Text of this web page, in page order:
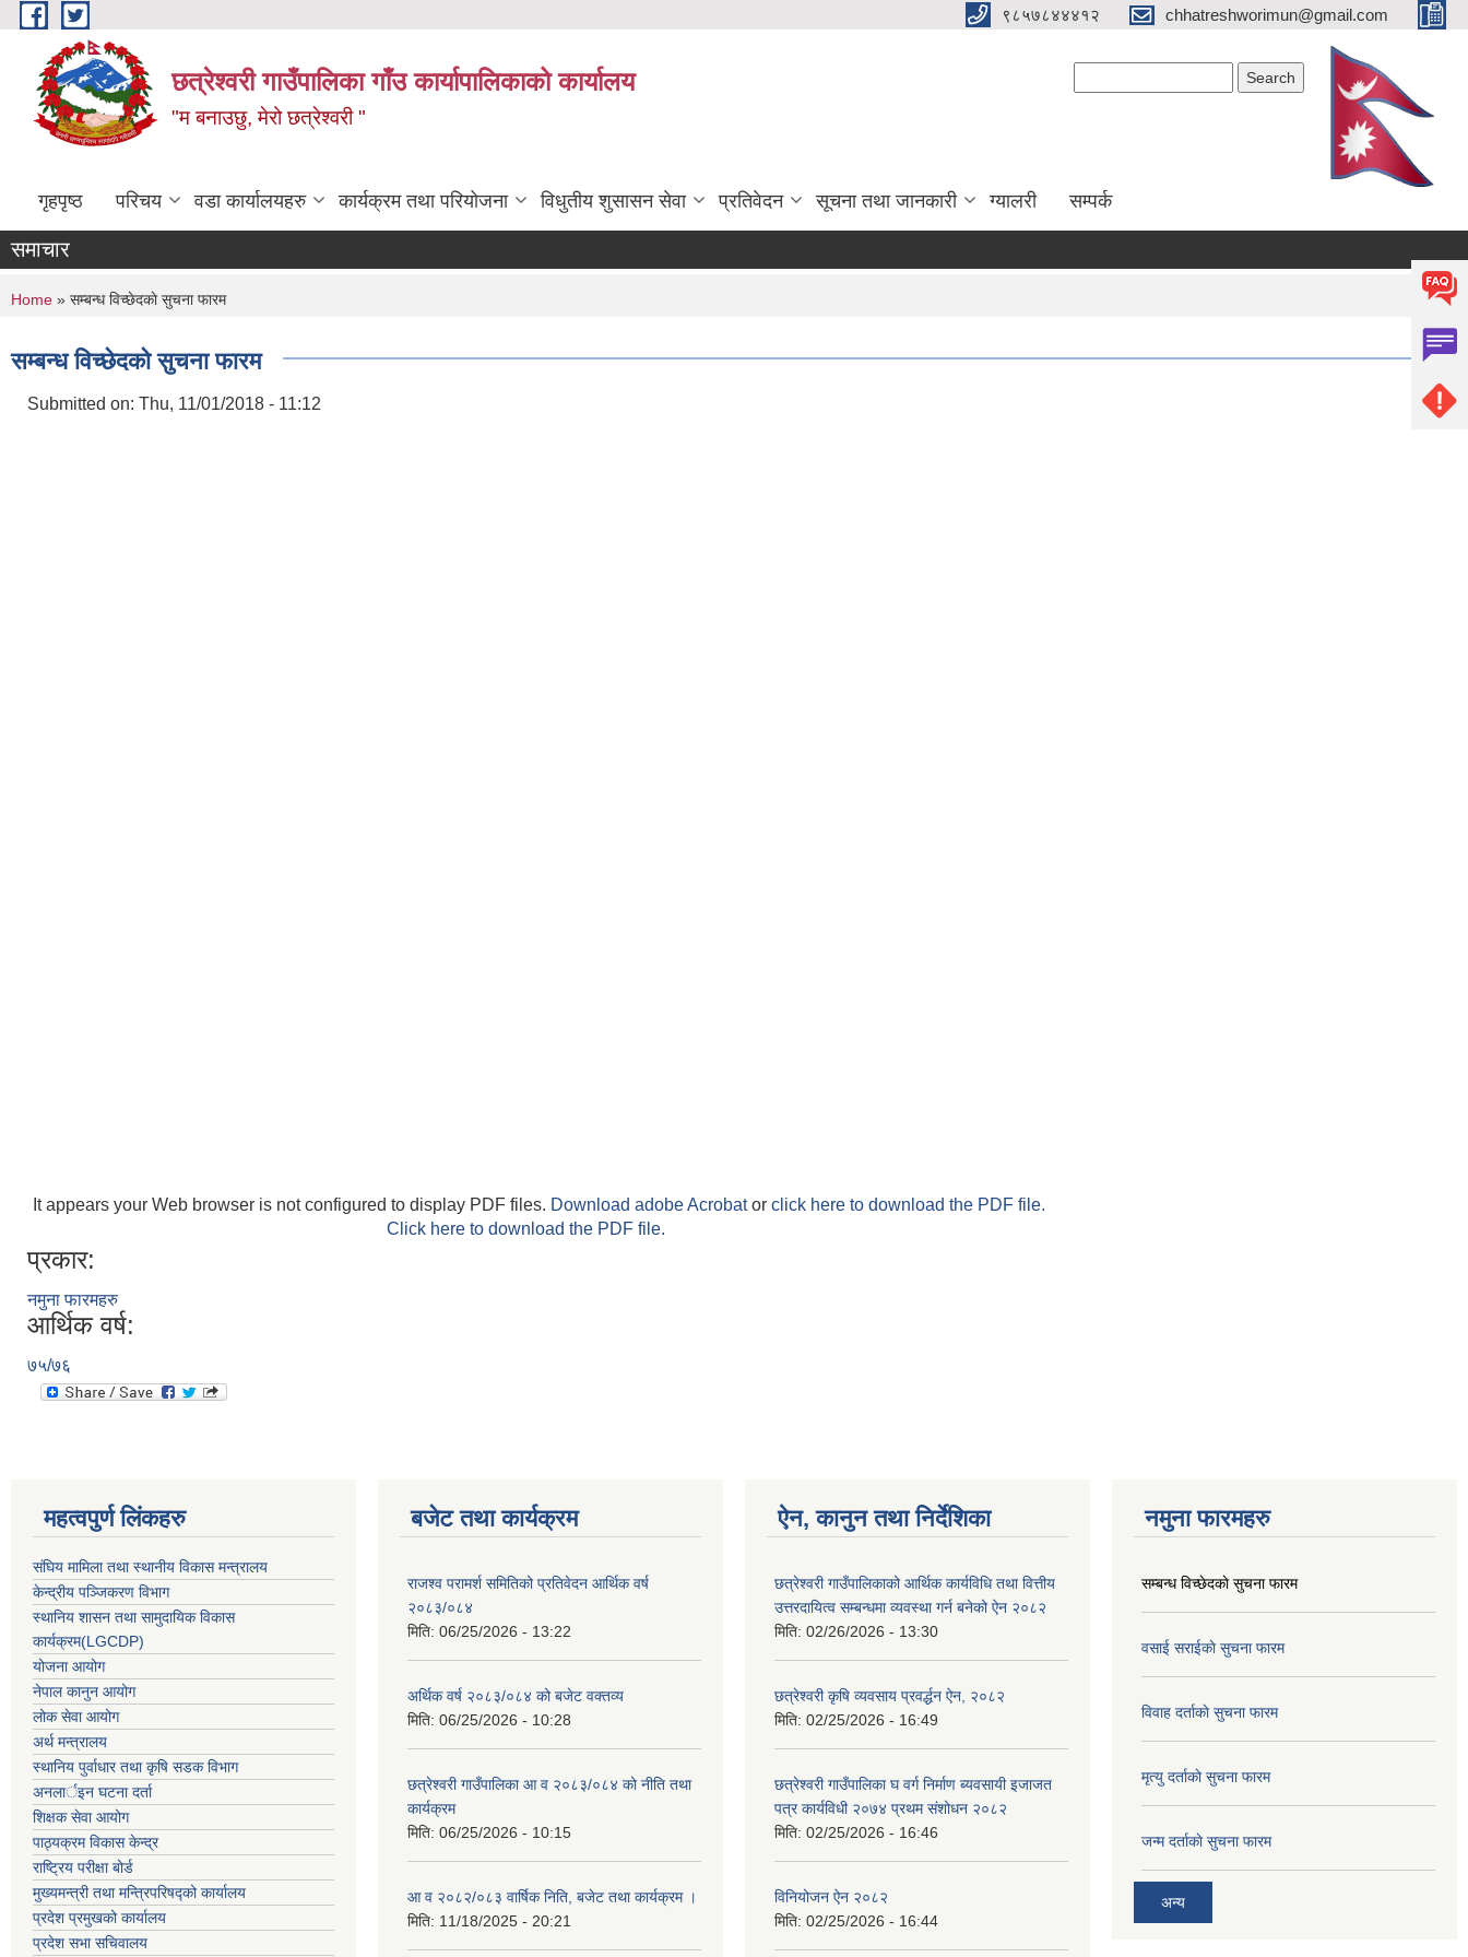
Skip to main content ९८५७८४४४१२ chhatreshworimun@gmail.com
छत्रेश्वरी गाउँपालिका गाँउ कार्यापालिकाको कार्यालय
"म बनाउछु, मेरो छत्रेश्वरी "
गृहपृष्ठ परिचय वडा कार्यालयहरु कार्यक्रम तथा परियोजना विधुतीय शुसासन सेवा प्रतिवेदन सूचना तथा जानकारी ग्यालरी सम्पर्क
समाचार
You are here
Home » सम्बन्ध विच्छेदकाे सुचना फारम
सम्बन्ध विच्छेदकाे सुचना फारम
Submitted on: Thu, 11/01/2018 - 11:12
It appears your Web browser is not configured to display PDF files. Download adobe Acrobator click here to download the PDF file.
Click here to download the PDF file.
प्रकार:
नमुना फारमहरु
आर्थिक वर्ष:
७५/७६
महत्वपुर्ण लिंकहरु
संघिय मामिला तथा स्थानीय विकास मन्त्रालय
केन्द्रीय पञ्जिकरण विभाग
स्थानिय शासन तथा सामुदायिक विकास
कार्यक्रम(LGCDP)
योजना आयोग
नेपाल कानुन आयोग
लोक सेवा आयोग
अर्थ मन्त्रालय
स्थानिय पुर्वाधार तथा कृषि सडक विभाग
अनलार्इन घटना दर्ता
शिक्षक सेवा आयोग
पाठ्यक्रम विकास केन्द्र
राष्ट्रिय परीक्षा बोर्ड
मुख्यमन्त्री तथा मन्त्रिपरिषद्को कार्यालय
प्रदेश प्रमुखको कार्यालय
प्रदेश सभा सचिवालय
बजेट तथा कार्यक्रम
राजश्व परामर्श समितिको प्रतिवेदन आर्थिक वर्ष
२०८३/०८४
मिति: 06/25/2026 - 13:22
अर्थिक वर्ष २०८३/०८४ को बजेट वक्तव्य
मिति: 06/25/2026 - 10:28
छत्रेश्वरी गाउँपालिका आ व २०८३/०८४ को नीति तथा
कार्यक्रम
मिति: 06/25/2026 - 10:15
आ व २०८२/०८३ वार्षिक निति, बजेट तथा कार्यक्रम ।
मिति: 11/18/2025 - 20:21
ऐन, कानुन तथा निर्देशिका
छत्रेश्वरी गाउँपालिकाको आर्थिक कार्यविधि तथा वित्तीय
उत्तरदायित्व सम्बन्धमा व्यवस्था गर्न बनेको ऐन २०८२
मिति: 02/26/2026 - 13:30
छत्रेश्‍वरी कृषि व्यवसाय प्रवर्द्धन ऐन, २०८२
मिति: 02/25/2026 - 16:49
छत्रेश्वरी गाउँपालिका घ वर्ग निर्माण ब्यवसायी इजाजत
पत्र कार्यविधी २०७४ प्रथम संशोधन २०८२
मिति: 02/25/2026 - 16:46
विनियोजन ऐन २०८२
मिति: 02/25/2026 - 16:44
नमुना फारमहरु
सम्बन्ध विच्छेदकाे सुचना फारम
वसाई सराईकाे सुचना फारम
विवाह दर्ताकाे सुचना फारम
मृत्यु दर्ताकाे सुचना फारम
जन्म दर्ताकाे सुचना फारम
अन्य